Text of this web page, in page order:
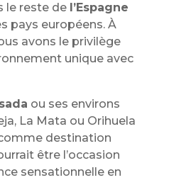
le reste de l’Espagne
pays européens. À
avons le privilège
unique avec
ou ses environs
La Mata ou Orihuela
destination
être l’occasion
sensationnelle en